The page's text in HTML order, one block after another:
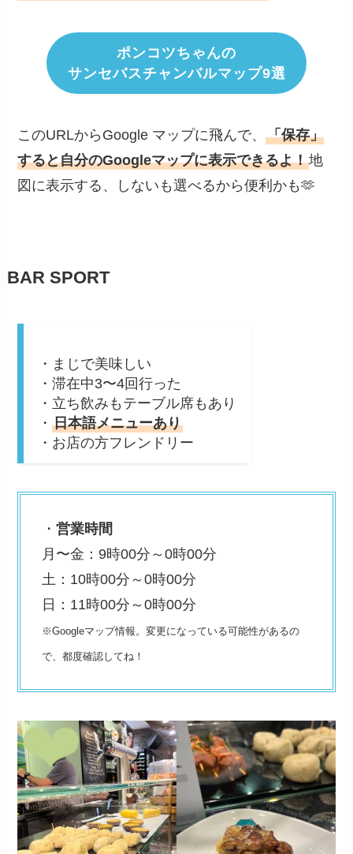
ポンコツちゃんの
サンセバスチャンバルマップ9選
このURLからGoogle マップに飛んで、「保存」
すると自分のGoogleマップに表示できるよ！地
図に表示する、しないも選べるから便利かも🫶
BAR SPORT
・まじで美味しい
・滞在中3〜4回行った
・立ち飲みもテーブル席もあり
・日本語メニューあり
・お店の方フレンドリー
・営業時間
月〜金：9時00分～0時00分
土：10時00分～0時00分
日：11時00分～0時00分
※Googleマップ情報。変更になっている可能性があるの
で、都度確認してね！